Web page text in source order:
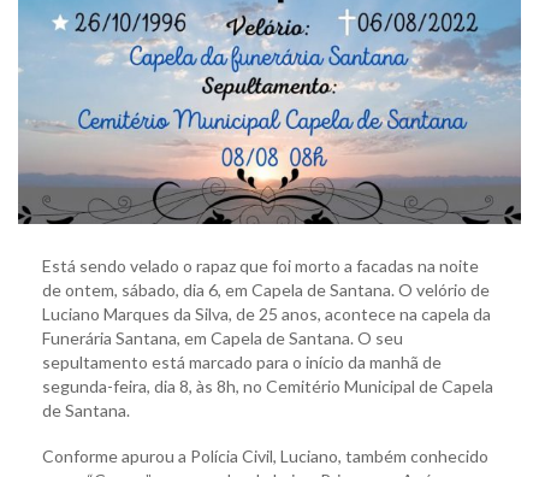
Está sendo velado o rapaz que foi morto a facadas na noite
de ontem, sábado, dia 6, em Capela de Santana. O velório de
Luciano Marques da Silva, de 25 anos, acontece na capela da
Funerária Santana, em Capela de Santana. O seu
sepultamento está marcado para o início da manhã de
segunda-feira, dia 8, às 8h, no Cemitério Municipal de Capela
de Santana.
Conforme apurou a Polícia Civil, Luciano, também conhecido